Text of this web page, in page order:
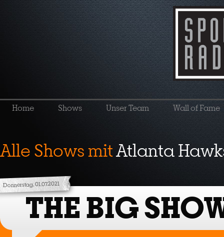
Home Shows Unser Team Wall of Fame
Alle Shows mitAtlanta
Donnerstag, 01.07.2021
THE BIG